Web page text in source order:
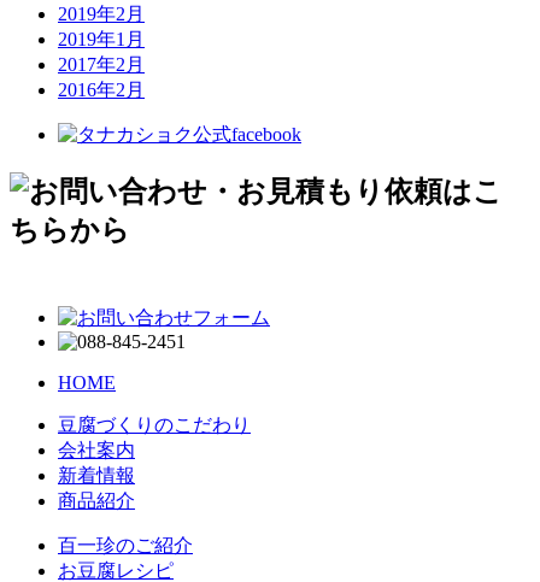
2019年2月
2019年1月
2017年2月
2016年2月
HOME
豆腐づくりのこだわり
会社案内
新着情報
商品紹介
百一珍のご紹介
お豆腐レシピ